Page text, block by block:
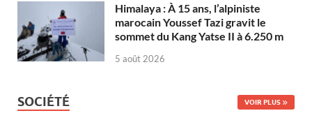
Himalaya : À 15 ans, l’alpiniste
marocain Youssef Tazi gravit le
sommet du Kang Yatse II à 6.250 m
5 août 2026
SOCIÉTÉ VOIR PLUS